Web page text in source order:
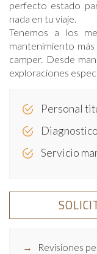
perfecto estado
nada en tu viaje.
Tenemos a los
mantenimiento
camper. Desde
exploraciones
Personal
Servicio
Revisiones